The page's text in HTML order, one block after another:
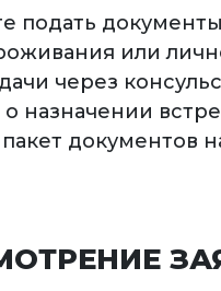
подать
или
через
назначении
документов